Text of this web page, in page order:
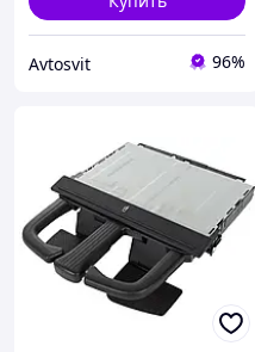
Avtosvit 96%